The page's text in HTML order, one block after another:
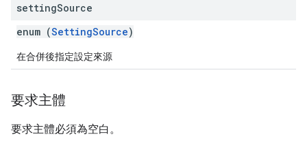
settingSource
enum (SettingSource)
在合併後指定設定來源
要求主體
要求主體必須為空白。